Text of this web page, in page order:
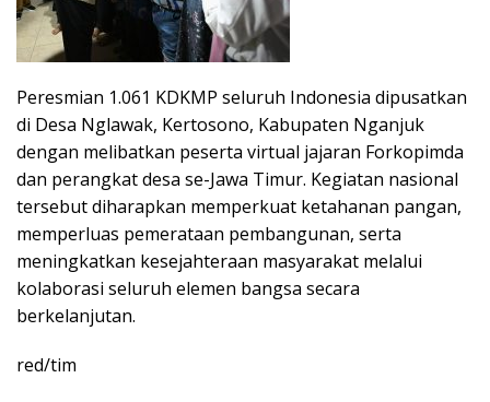
Peresmian 1.061 KDKMP seluruh Indonesia dipusatkan
di Desa Nglawak, Kertosono, Kabupaten Nganjuk
dengan melibatkan peserta virtual jajaran Forkopimda
dan perangkat desa se-Jawa Timur. Kegiatan nasional
tersebut diharapkan memperkuat ketahanan pangan,
memperluas pemerataan pembangunan, serta
meningkatkan kesejahteraan masyarakat melalui
kolaborasi seluruh elemen bangsa secara
berkelanjutan.
red/tim